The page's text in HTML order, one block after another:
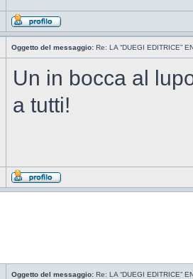
Oggetto del messaggio: Re: LA “DUEGI EDITRICE”
Un in bocca al
a tutti!
Oggetto del messaggio: Re: LA “DUEGI EDITRICE”